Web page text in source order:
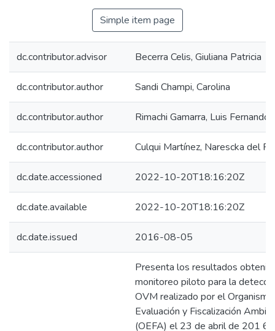
Simple item page
dc.contributor.advisor Becerra Celis, Giuliana Patricia
dc.contributor.author Sandi Champi, Carolina
dc.contributor.author Rimachi Gamarra, Luis Fernando
dc.contributor.author Culqui Martínez, Narescka del
dc.date.accessioned 2022-10-20T18:16:20Z
dc.date.available 2022-10-20T18:16:20Z
dc.date.issued 2016-08-05
Presenta los resultados
monitoreo piloto para la
OVM realizado por el
Evaluación y Fiscalización
(OEFA) el 23 de abril de 201 6,